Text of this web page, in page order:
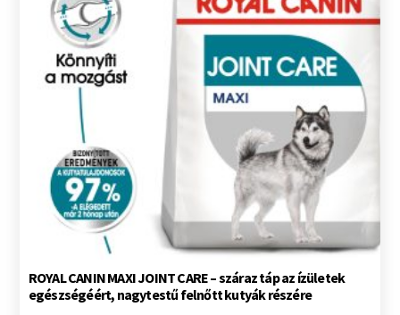
ROYAL CANIN MAXI JOINT CARE – száraz táp az ízületek
egészségéért, nagytestű felnőtt kutyák részére